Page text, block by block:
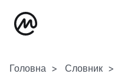
Головна Словник